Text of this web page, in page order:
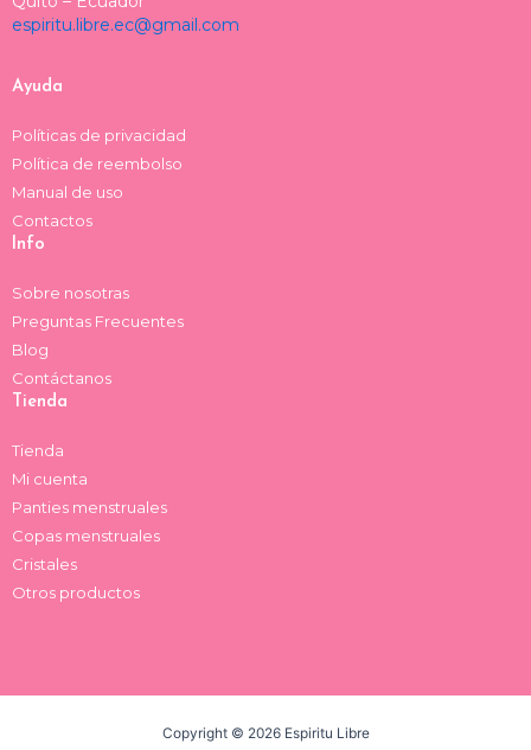
g
a
k
d
espiritu.libre.ec@gmail.com
Ayuda
Políticas de privacidad
Política de reembolso
Manual de uso
Contactos
Info
Sobre nosotras
Preguntas Frecuentes
Blog
Contáctanos
Tienda
Tienda
Mi cuenta
Panties menstruales
Copas menstruales
Cristales
Otros productos
Copyright © 2026 Espiritu Libre